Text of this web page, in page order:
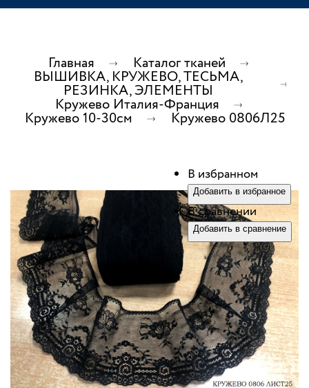
Главная Каталог тканей
ВЫШИВКА, КРУЖЕВО, ТЕСЬМА,
РЕЗИНКА, ЭЛЕМЕНТЫ
Кружево Италия-Франция
Кружево 10-30см Кружево 0806Л25
В избранном
Добавить в избранное
В сравнении
Добавить в сравнение